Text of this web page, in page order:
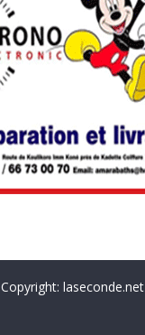
Copyright: laseconde.net